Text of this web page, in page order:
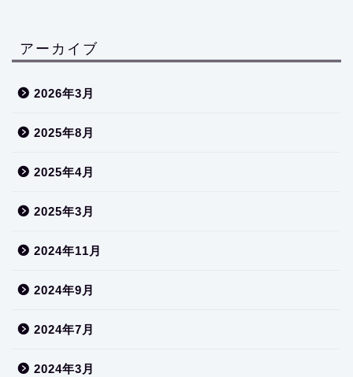
アーカイブ
2026年3月
2025年8月
2025年4月
2025年3月
2024年11月
2024年9月
2024年7月
2024年3月